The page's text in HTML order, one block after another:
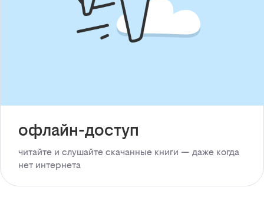
офлайн-доступ
читайте и слушайте скачанные книги — даже когда
нет интернета